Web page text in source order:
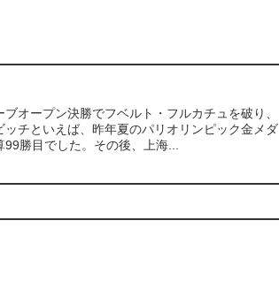
オープン決勝でフベルト・フルカチュを破り、
チといえば、昨年夏のパリオリンピック金メダ
勝目でした。その後、上海...